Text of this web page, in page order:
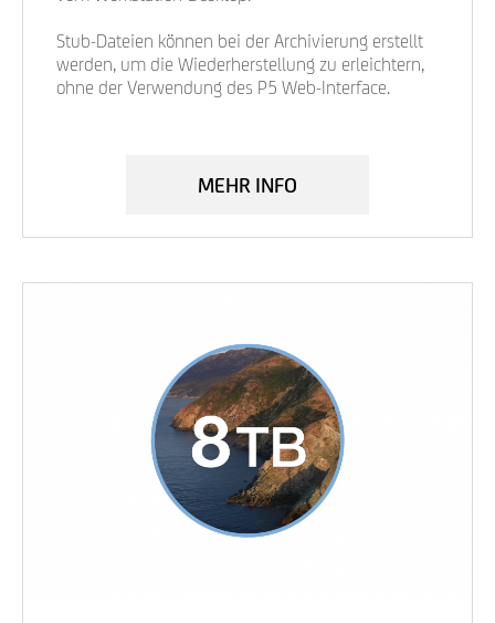
Stub-Dateien können bei der Archivierung erstellt
werden, um die Wiederherstellung zu erleichtern,
ohne der Verwendung des P5 Web-Interface.
MEHR INFO